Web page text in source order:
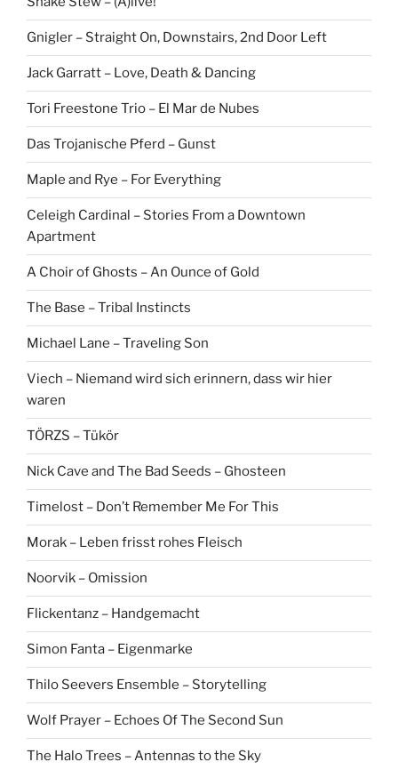
Gnigler – Straight On, Downstairs, 2nd Door Left
Jack Garratt – Love, Death & Dancing
Tori Freestone Trio – El Mar de Nubes
Das Trojanische Pferd – Gunst
Maple and Rye – For Everything
Celeigh Cardinal – Stories From a Downtown
Apartment
A Choir of Ghosts – An Ounce of Gold
The Base – Tribal Instincts
Michael Lane – Traveling Son
Viech – Niemand wird sich erinnern, dass wir hier
waren
TÖRZS – Tükör
Nick Cave and The Bad Seeds – Ghosteen
Timelost – Don’t Remember Me For This
Morak – Leben frisst rohes Fleisch
Noorvik – Omission
Flickentanz – Handgemacht
Simon Fanta – Eigenmarke
Thilo Seevers Ensemble – Storytelling
Wolf Prayer – Echoes Of The Second Sun
The Halo Trees – Antennas to the Sky